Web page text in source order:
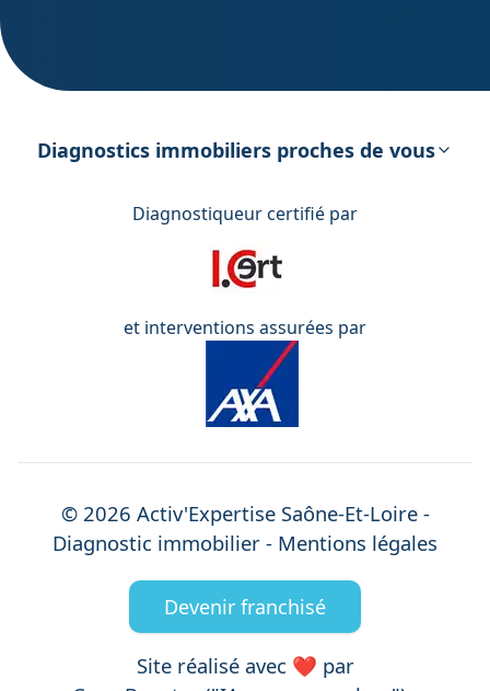
énergétique
Diagnostics immobiliers proches de vous
Diagnostiqueur certifié par
et interventions assurées par
© 2026 Activ'Expertise Saône-Et-Loire-
Diagnostic immobilier - Mentions légales
Devenir franchisé
Site réalisé avec ❤️ par